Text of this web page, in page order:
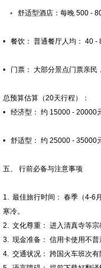
◦ 舒适型酒店：每晚 500 -
• 餐饮： 普通餐厅人均： 40 -
• 门票： 大部分景点门票亲民
总预算估算（20天行程）：
• 经济型： 约 15000 - 20000
• 舒适型： 约 25000 - 35000
五、 行前必备与注意事项
1. 最佳旅行时间： 春季（4-6
寒冷。
2. 文化尊重： 进入清真寺等宗
3. 现金准备： 信用卡使用不普
4. 交通状况： 跨国火车班次有